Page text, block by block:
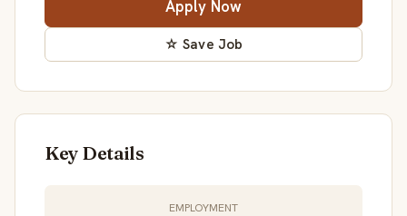
Apply Now
☆ Save Job
Key Details
EMPLOYMENT